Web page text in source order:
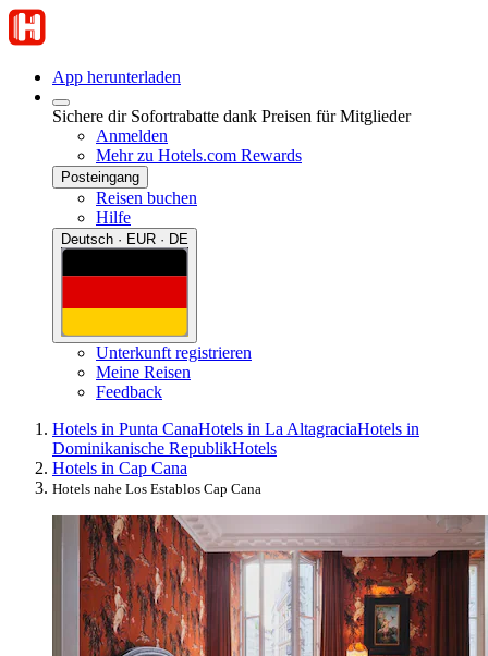
App herunterladen
Sichere dir Sofortrabatte dank Preisen für Mitglieder
Anmelden
Mehr zu Hotels.com Rewards
Posteingang
Reisen buchen
Hilfe
Deutsch · EUR · DE
Unterkunft registrieren
Meine Reisen
Feedback
Hotels in Punta CanaHotels in La AltagraciaHotels in
Dominikanische RepublikHotels
Hotels in Cap Cana
Hotels nahe Los Establos Cap Cana